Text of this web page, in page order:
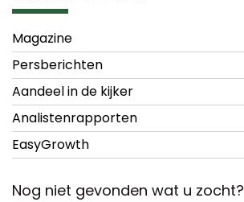
Magazine
Persberichten
Aandeel in de kijker
Analistenrapporten
EasyGrowth
Nog niet gevonden wat u zocht?